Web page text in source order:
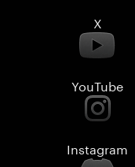
X
YouTube
Instagram